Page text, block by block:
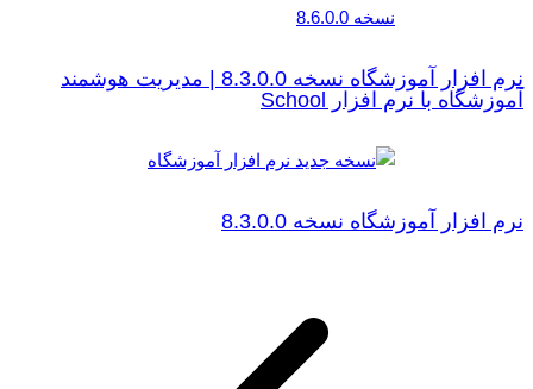
نرم افزار آموزشگاه نسخه 8.3.0.0 | مدیریت هوشمند
آموزشگاه با نرم افزار School
نرم افزار آموزشگاه نسخه 8.3.0.0